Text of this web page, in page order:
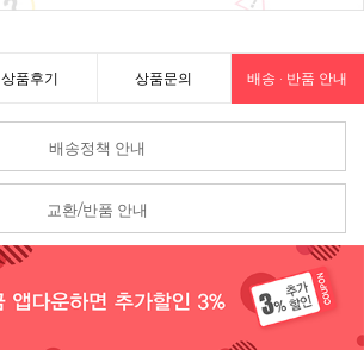
상품후기 상품문의 배송 · 반품 안내
배송정책 안내
교환/반품 안내